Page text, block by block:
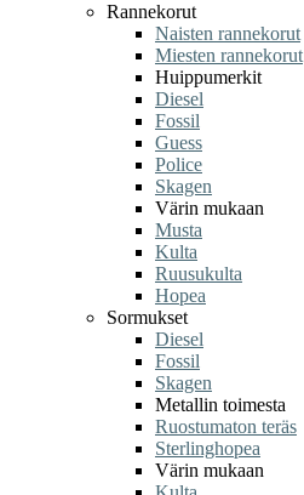
Rannekorut
Naisten rannekorut
Miesten rannekorut
Huippumerkit
Diesel
Fossil
Guess
Police
Skagen
Värin mukaan
Musta
Kulta
Ruusukulta
Hopea
Sormukset
Diesel
Fossil
Skagen
Metallin toimesta
Ruostumaton teräs
Sterlinghopea
Värin mukaan